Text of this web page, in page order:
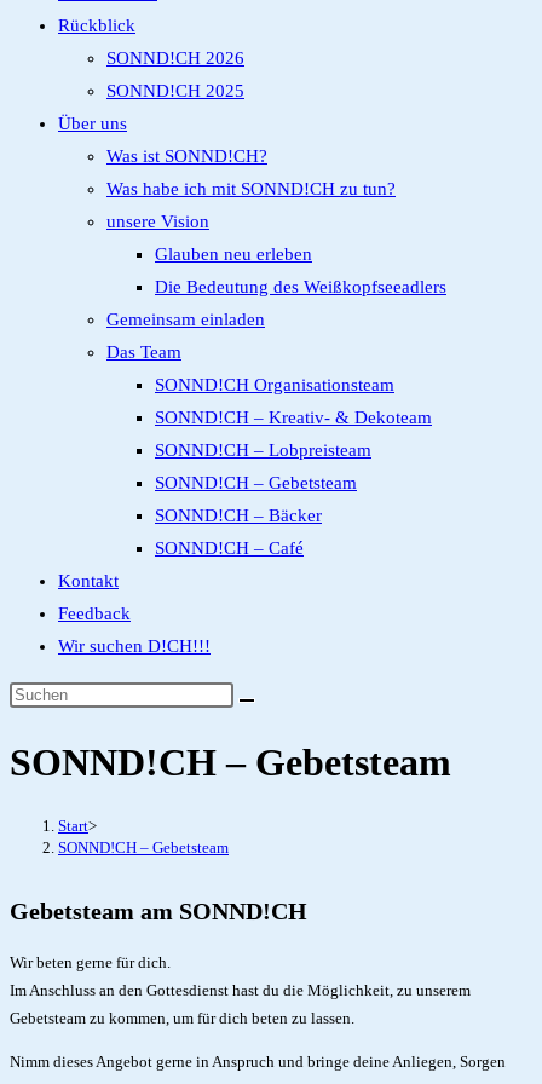
Rückblick
SONND!CH 2026
SONND!CH 2025
Über uns
Was ist SONND!CH?
Was habe ich mit SONND!CH zu tun?
unsere Vision
Glauben neu erleben
Die Bedeutung des Weißkopfseeadlers
Gemeinsam einladen
Das Team
SONND!CH Organisationsteam
SONND!CH – Kreativ- & Dekoteam
SONND!CH – Lobpreisteam
SONND!CH – Gebetsteam
SONND!CH – Bäcker
SONND!CH – Café
Kontakt
Feedback
Wir suchen D!CH!!!
Diese
durchsuchen
SONND!CH – Gebetsteam
Start>
SONND!CH – Gebetsteam
Gebetsteam am SONND!CH
Wir beten gerne für dich.
Im Anschluss an den Gottesdienst hast du die Möglichkeit, zu unserem
Gebetsteam zu kommen, um für dich beten zu lassen.
Nimm dieses Angebot gerne in Anspruch und bringe deine Anliegen, Sorgen